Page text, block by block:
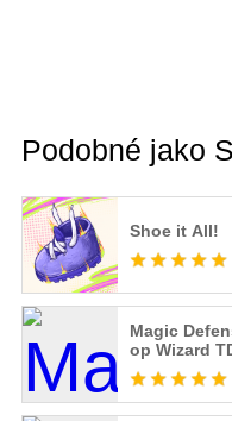
Podobné jako
Shoe it All!
Magic
op Wizard